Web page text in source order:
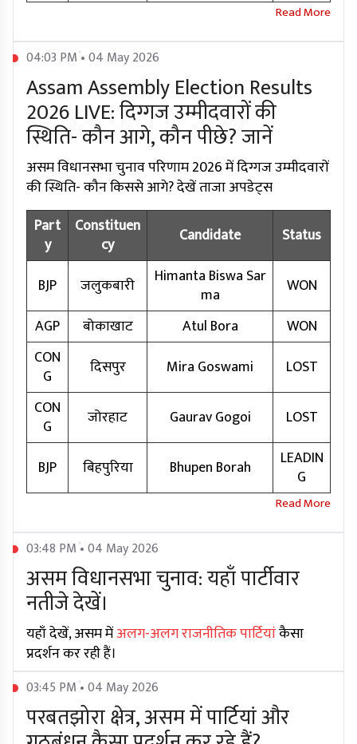
04:03 PM • 04 May 2026
Assam Assembly Election Results
2026 LIVE: दिग्गज उम्मीदवारों की
स्थिति- कौन आगे, कौन पीछे? जानें
असम विधानसभा चुनाव परिणाम 2026 में दिग्गज उम्मीदवारों
की स्थिति- कौन किससे आगे? देखें ताजा अपडेट्स
Part
y
Constituen
cy
Candidate Status
BJP जलुकबारी
Himanta Biswa Sar
ma
WON
AGP
बोकाखाट Atul Bora
WON
CON
G
दिसपुर Mira Goswami
LOST
CON
G
जोरहाट Gaurav Gogoi LOST
BJP बिहपुरिया Bhupen Borah
LEADIN
G
03:48 PM • 04 May 2026
असम विधानसभा चुनाव: यहाँ पार्टीवार
नतीजे देखें।
यहाँ देखें, असम मेंअलग-अलग राजनीतिक पार्टियांकैसा
प्रदर्शन कर रही हैं।
03:45 PM • 04 May 2026
परबतझोरा क्षेत्र, असम में पार्टियां और